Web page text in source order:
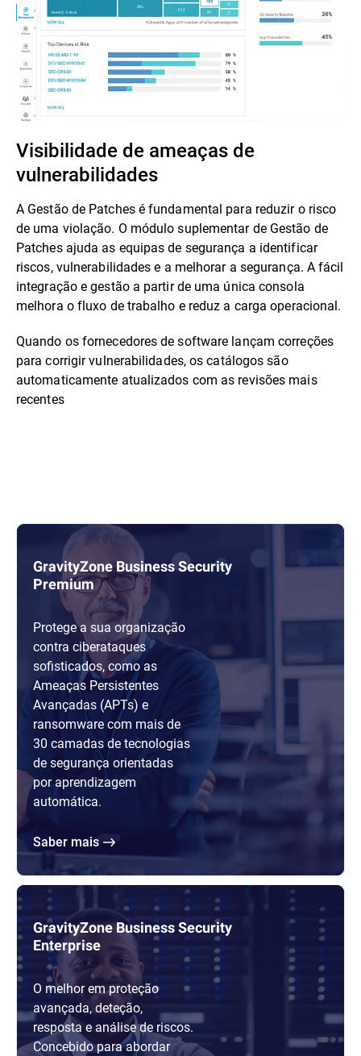
Visibilidade de ameaças de
vulnerabilidades
A Gestão de Patches é fundamental para reduzir o risco
de uma violação. O módulo suplementar de Gestão de
Patches ajuda as equipas de segurança a identificar
riscos, vulnerabilidades e a melhorar a segurança. A fácil
integração e gestão a partir de uma única consola
melhora o fluxo de trabalho e reduz a carga operacional.
Quando os fornecedores de software lançam correções
para corrigir vulnerabilidades, os catálogos são
automaticamente atualizados com as revisões mais
recentes
GravityZone Business Security
Premium
Protege a sua organização
contra ciberataques
sofisticados, como as
Ameaças Persistentes
Avançadas (APTs) e
ransomware com mais de
30 camadas de tecnologias
de segurança orientadas
por aprendizagem
automática.
Saber mais
GravityZone Business Security
Enterprise
O melhor em proteção
avançada, deteção,
resposta e análise de riscos.
Concebido para abordar